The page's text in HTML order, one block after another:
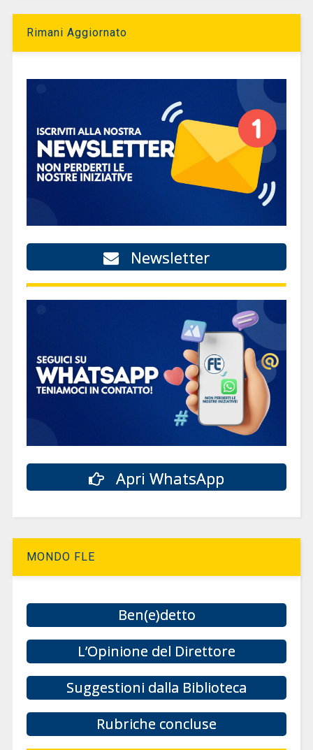
Rimani Aggiornato
Newsletter
Apri WhatsApp
MONDO FLE
Ben(e)detto
L’Opinione del Direttore
Suggestioni dalla Biblioteca
Rubriche concluse